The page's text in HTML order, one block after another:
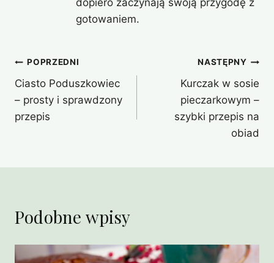
gotowaniem.
Nawigacja
wpisu
POPRZEDNI
Ciasto Poduszkowiec
– prosty i sprawdzony
przepis
NASTĘPNY
Kurczak w sosie
pieczarkowym –
szybki przepis na
obiad
Podobne wpisy